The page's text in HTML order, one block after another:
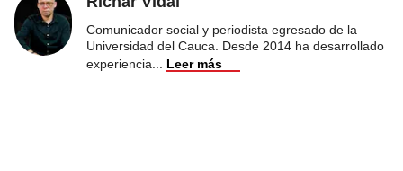
Comunicador social y periodista egresado de la
Universidad del Cauca. Desde 2014 ha desarrollado
experiencia
Leer más